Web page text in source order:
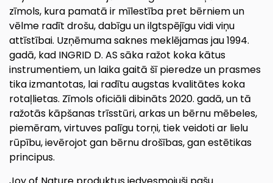
zīmols, kura pamatā ir mīlestība pret bērniem un
vēlme radīt drošu, dabīgu un ilgtspējīgu vidi viņu
attīstībai. Uzņēmuma saknes meklējamas jau 1994.
gadā, kad INGRID D. AS sāka ražot koka kātus
instrumentiem, un laika gaitā šī pieredze un prasmes
tika izmantotas, lai radītu augstas kvalitātes koka
rotaļlietas. Zīmols oficiāli dibināts 2020. gadā, un tā
ražotās kāpšanas trīsstūri, arkas un bērnu mēbeles,
piemēram, virtuves palīgu torņi, tiek veidoti ar lielu
rūpību, ievērojot gan bērnu drošības, gan estētikas
principus.